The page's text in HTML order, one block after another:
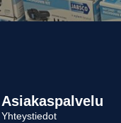
Asiakaspalvelu
Yhteystiedot